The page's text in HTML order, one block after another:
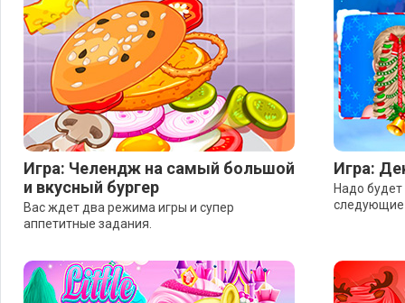
Игра: Челендж на самый большой
и вкусный бургер
Вас ждет два режима игры и супер
аппетитные задания.
Игра:
Надо будет
следующие